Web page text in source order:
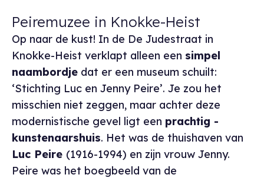
Peiremuzee in Knokke-Heist
Op naar de kust! In de De Judestraat in
Knokke-Heist verklapt alleen een simpel
naambordje dat er een museum schuilt:
‘Stichting Luc en Jenny Peire’. Je zou het
misschien niet zeggen, maar achter deze
modernistische gevel ligt een prachtig ­
kunstenaarshuis. Het was de thuishaven van
Luc Peire (1916-1994) en zijn vrouw Jenny.
Peire was het boegbeeld van de